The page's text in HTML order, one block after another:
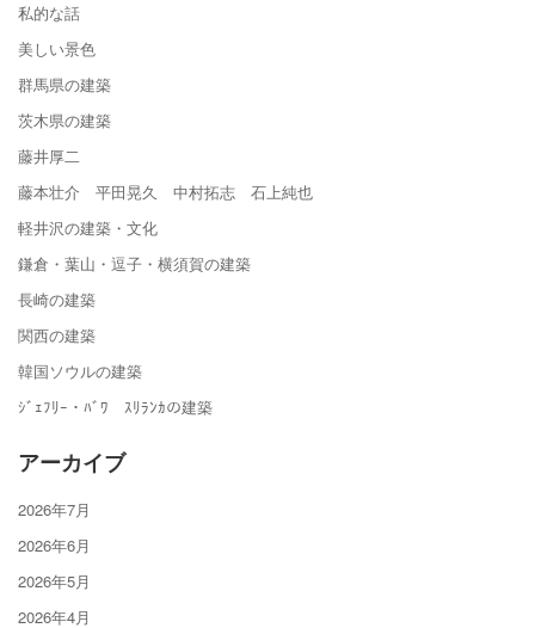
私的な話
美しい景色
群馬県の建築
茨木県の建築
藤井厚二
藤本壮介 平田晃久 中村拓志 石上純也
軽井沢の建築・文化
鎌倉・葉山・逗子・横須賀の建築
長崎の建築
関西の建築
韓国ソウルの建築
ｼﾞｪﾌﾘｰ・ﾊﾞﾜ ｽﾘﾗﾝｶの建築
アーカイブ
2026年7月
2026年6月
2026年5月
2026年4月